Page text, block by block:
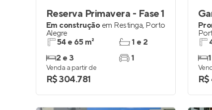
Reserva Primavera - Fase 1
Em construção em Restinga, Porto
Alegre
54 e 65 m²
2 e 3
1 e 2
1
Venda a partir de
R$ 304.781